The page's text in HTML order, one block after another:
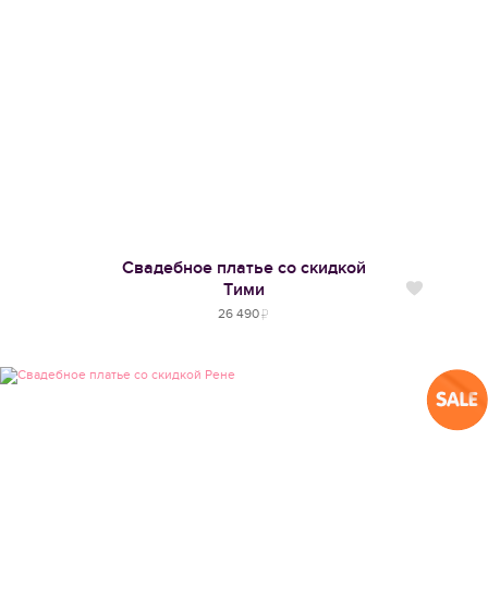
Свадебное платье со скидкой
Тими
26 490